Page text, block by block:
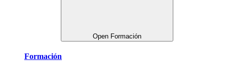
Open Formación
Formación